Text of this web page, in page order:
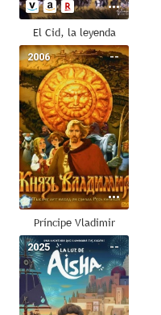
El Cid, la leyenda
--
2006
Príncipe Vladimir
--
2025